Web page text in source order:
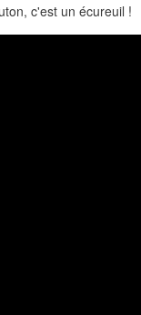
c'est un écureuil !